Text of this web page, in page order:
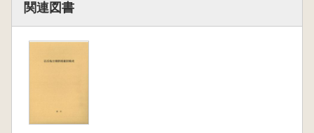
・二ッ塚古墳
・清寧天皇陵古墳
・安閑天皇陵古墳
関連図書